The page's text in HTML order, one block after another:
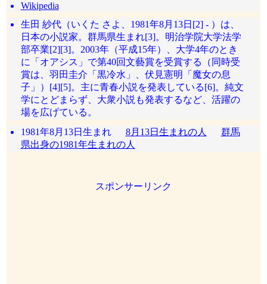
Wikipedia
生田 紗代（いくた さよ、1981年8月13日[2] - ）は、
日本の小説家。群馬県生まれ[3]。明治学院大学法学
部卒業[2][3]。2003年（平成15年）、大学4年のとき
に「オアシス」で第40回文藝賞を受賞する（同時受
賞は、羽田圭介「黒冷水」、伏見憲明「魔女の息
子」）[4][5]。主に青春小説を発表している[6]。純文
学にとどまらず、大衆小説も発表するなど、活躍の
場を広げている。
1981年8月13日生まれ 8月13日生まれの人
群馬
県出身の1981年生まれの人
スポンサーリンク